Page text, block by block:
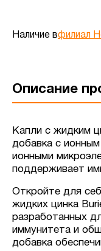
Наличие вфилиал
Описание
Капли с жидким
добавка с
ионными
поддерживает
Откройте для
жидких цинка
разработанных
иммунитета и
добавка